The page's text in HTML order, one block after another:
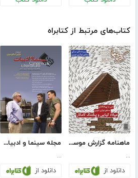
کتاب‌های مرتبط از کتابراه
ماهنامه گزارش موسیقی ـ آبان و آذر 1394 (مسلسل 77)
...
دانلود از
مجله سینما و ادبیات - شماره 12
...
دانلود از